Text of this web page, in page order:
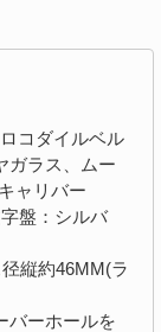
コダイルベル
ガラス、ムー
ャリバー
盤：シルバ
縦約46MM(ラ
バーホールを